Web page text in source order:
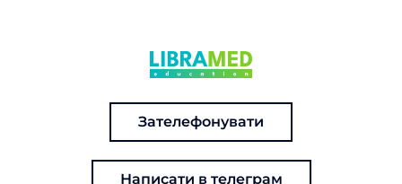
Зателефонувати
Написати в телеграм